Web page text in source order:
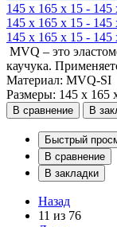
145 x 165 x 15 -
145 x 165 x 15 -
145 x 165 x 15 -
MVQ – это
каучука.
Материал: MVQ-SI
Размеры: 145 x 165
В сравнение В
Быстрый
В сравнение
В закладки
Назад
11 из 76